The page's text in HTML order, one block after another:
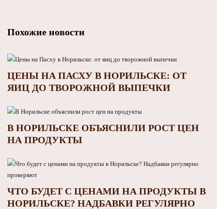
Похожие новости
ЦЕНЫ НА ПАСХУ В НОРИЛЬСКЕ: ОТ
ЯИЦ ДО ТВОРОЖНОЙ ВЫПЕЧКИ
В НОРИЛЬСКЕ ОБЪЯСНИЛИ РОСТ ЦЕН
НА ПРОДУКТЫ
ЧТО БУДЕТ С ЦЕНАМИ НА ПРОДУКТЫ В
НОРИЛЬСКЕ? НАДБАВКИ РЕГУЛЯРНО